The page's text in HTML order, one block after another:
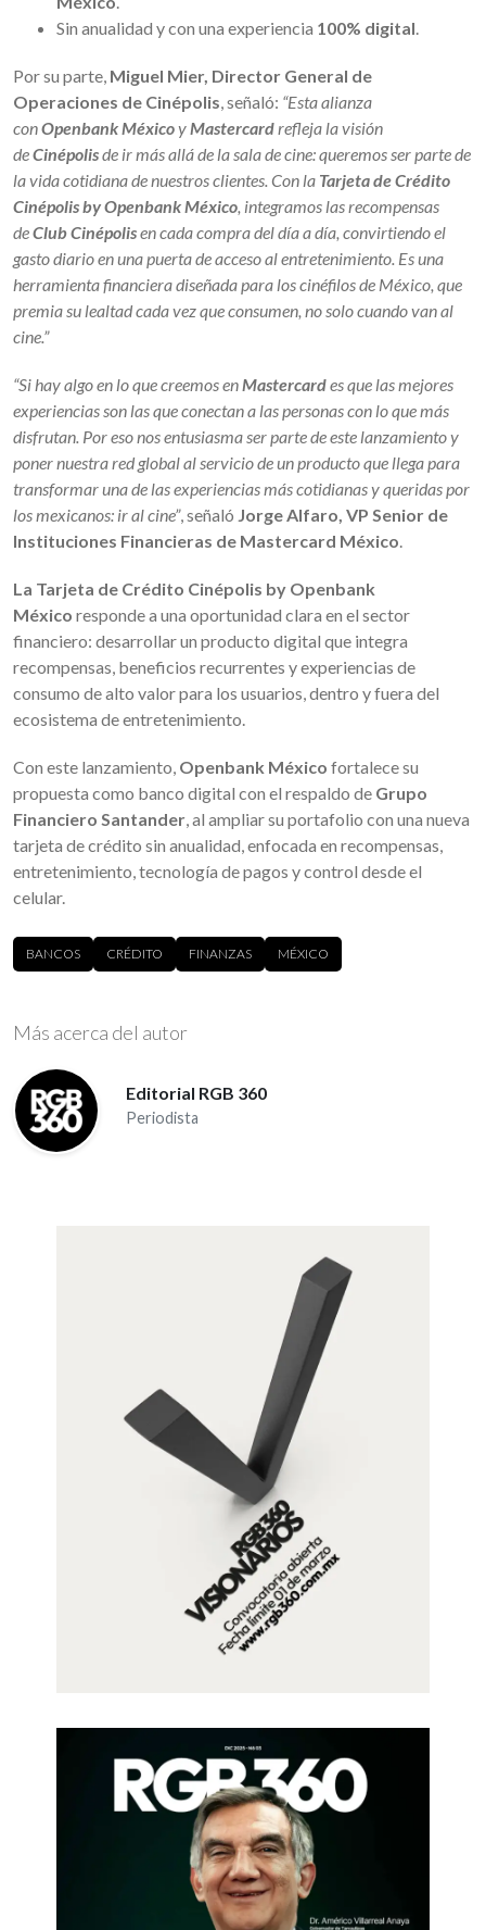
Sin anualidad y con una experiencia 100% digital.
Por su parte, Miguel Mier, Director General de
Operaciones de Cinépolis, señaló: “Esta alianza
conOpenbank MéxicoyMastercardrefleja la visión
deCinépolisde ir más allá de la sala de cine: queremos ser parte de
la vida cotidiana de nuestros clientes. Con la Tarjeta de Crédito
Cinépolis by Openbank México, integramos las recompensas
deClub Cinépolisen cada compra del día a día, convirtiendo el
gasto diario en una puerta de acceso al entretenimiento. Es una
herramienta financiera diseñada para los cinéfilos de México, que
premia su lealtad cada vez que consumen, no solo cuando van al
cine.”
“Si hay algo en lo que creemos enMastercardes que las mejores
experiencias son las que conectan a las personas con lo que más
disfrutan. Por eso nos entusiasma ser parte de este lanzamiento y
poner nuestra red global al servicio de un producto que llega para
transformar una de las experiencias más cotidianas y queridas por
los mexicanos: ir al cine”, señaló Jorge Alfaro, VP Senior de
Instituciones Financieras de Mastercard México.
La Tarjeta de Crédito Cinépolis by Openbank
México responde a una oportunidad clara en el sector
financiero: desarrollar un producto digital que integra
recompensas, beneficios recurrentes y experiencias de
consumo de alto valor para los usuarios, dentro y fuera del
ecosistema de entretenimiento.
Con este lanzamiento, Openbank México fortalece su
propuesta como banco digital con el respaldo de Grupo
Financiero Santander, al ampliar su portafolio con una nueva
tarjeta de crédito sin anualidad, enfocada en recompensas,
entretenimiento, tecnología de pagos y control desde el
celular.
BANCOS CRÉDITO FINANZAS MÉXICO
Más acerca del autor
Editorial RGB 360
Periodista